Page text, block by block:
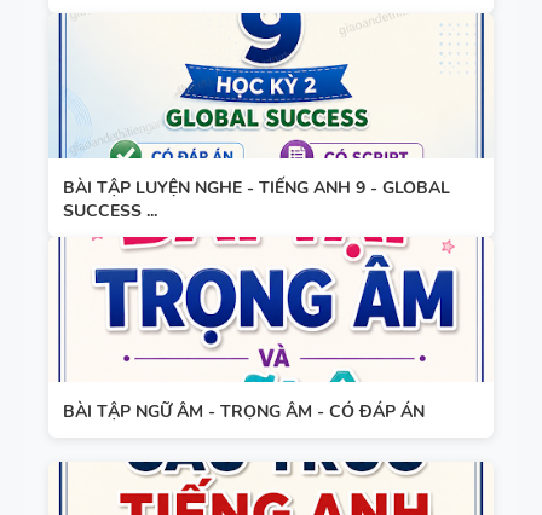
BÀI TẬP LUYỆN NGHE - TIẾNG ANH 9 - GLOBAL
SUCCESS ...
BÀI TẬP NGỮ ÂM - TRỌNG ÂM - CÓ ĐÁP ÁN